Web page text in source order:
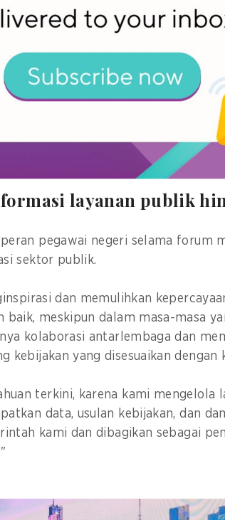
digital, last mile service delivery,
bagi para pegawai sektor
dalam penyampaian layanan.
Uzberkistan sebagai mitra
layanan publik
pegawai negeri selama forum
sektor publik.
dan memulihkan
baik, meskipun dalam masa-masa
kolaborasi antarlembaga dan
kebijakan yang disesuaikan dengan
terkini, karena kami mengelola
data, usulan kebijakan, dan
kami dan dibagikan sebagai